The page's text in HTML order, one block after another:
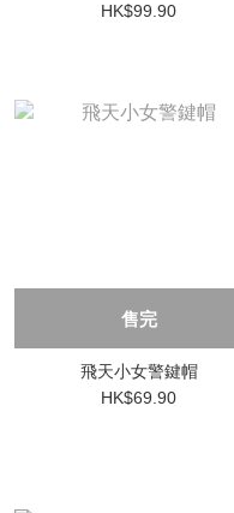
HK$99.90
售完
飛天小女警鍵帽
HK$69.90